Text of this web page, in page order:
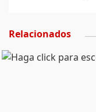
Relacionados